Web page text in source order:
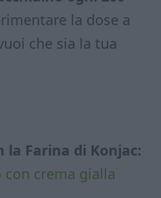
la dose a
che sia la tua
Farina di Konjac:
crema gialla